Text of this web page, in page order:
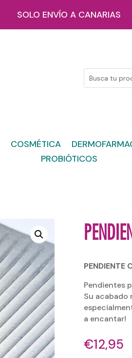
SOLO ENVÍO A CANARIAS
COSMÉTICA
PROBIÓTICOS
PENDIENTE
Pendientes
Su acabado
a encantar!
€12,95